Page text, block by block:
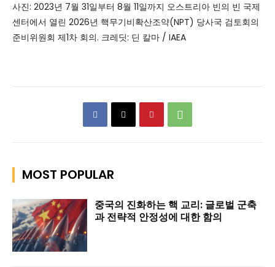
사진: 2023년 7월 31일부터 8월 11일까지 오스트리아 빈의 빈 국제
센터에서 열린 2026년 핵무기비확산조약(NPT) 당사국 검토회의
준비위원회 제1차 회의. 크레딧: 딘 칼마 / IAEA
MOST POPULAR
중국의 진화하는 핵 교리: 글로벌 군축
과 전략적 안정성에 대한 함의